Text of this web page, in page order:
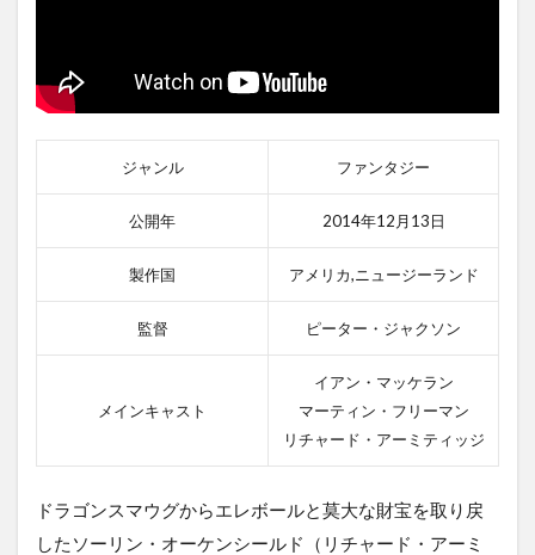
ジャンル ファンタジー
公開年 2014年12月13日
製作国 アメリカ,ニュージーランド
監督 ピーター・ジャクソン
メインキャスト
イアン・マッケラン
マーティン・フリーマン
リチャード・アーミティッジ
ドラゴンスマウグからエレボールと莫大な財宝を取り戻
したソーリン・オーケンシールド（リチャード・アーミ